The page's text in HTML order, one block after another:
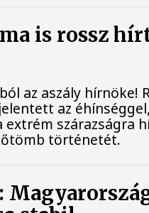
is rossz
az aszály hírnöke!
az
extrém szárazságra
történetét.